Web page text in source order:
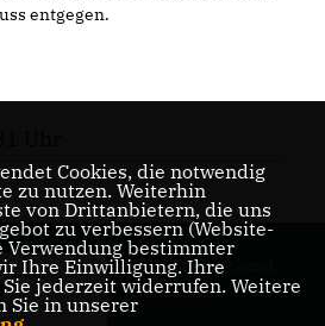
entgegen.
Uhr
CDU-Stadtverband
Gütersloh
Cookies, die notwendig
zu nutzen. Weiterhin
von Drittanbietern, die uns
zu verbessern (Website-
Verwendung bestimmter
Ihre Einwilligung. Ihre
jederzeit widerrufen. Weitere
Sie in unserer